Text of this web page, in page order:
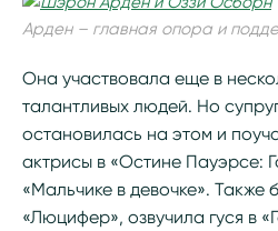
Арден – главная опора и
Она участвовала еще в
талантливых людей. Но
остановилась на этом и
актрисы в «Остине Пауэрсе:
«Мальчике в девочке». Также
«Люцифер», озвучила гуся в